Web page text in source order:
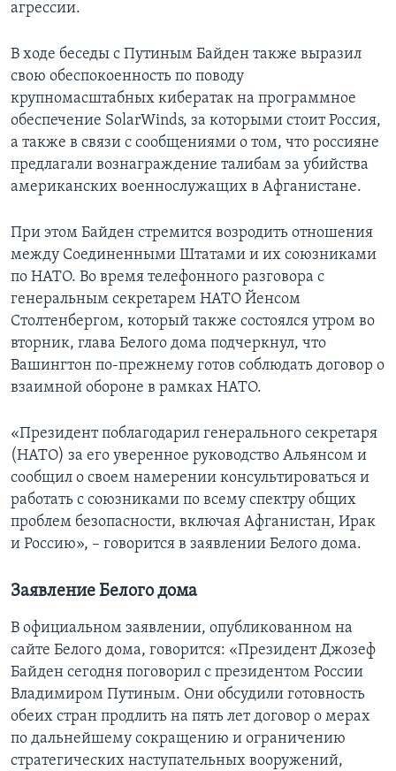
агрессии.
В ходе беседы с Путиным Байден также выразил
свою обеспокоенность по поводу
крупномасштабных кибератак на программное
обеспечение SolarWinds, за которыми стоит Россия,
а также в связи с сообщениями о том, что россияне
предлагали вознаграждение талибам за убийства
американских военнослужащих в Афганистане.
При этом Байден стремится возродить отношения
между Соединенными Штатами и их союзниками
по НАТО. Во время телефонного разговора с
генеральным секретарем НАТО Йенсом
Столтенбергом, который также состоялся утром во
вторник, глава Белого дома подчеркнул, что
Вашингтон по-прежнему готов соблюдать договор о
взаимной обороне в рамках НАТО.
«Президент поблагодарил генерального секретаря
(НАТО) за его уверенное руководство Альянсом и
сообщил о своем намерении консультироваться и
работать с союзниками по всему спектру общих
проблем безопасности, включая Афганистан, Ирак
и Россию», – говорится в заявлении Белого дома.
Заявление Белого дома
В официальном заявлении, опубликованном на
сайте Белого дома, говорится: «Президент Джозеф
Байден сегодня поговорил с президентом России
Владимиром Путиным. Они обсудили готовность
обеих стран продлить на пять лет договор о мерах
по дальнейшему сокращению и ограничению
стратегических наступательных вооружений,